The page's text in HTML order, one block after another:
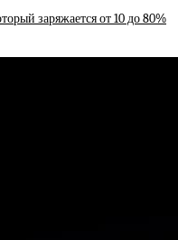
заряжается от 10 до 80%